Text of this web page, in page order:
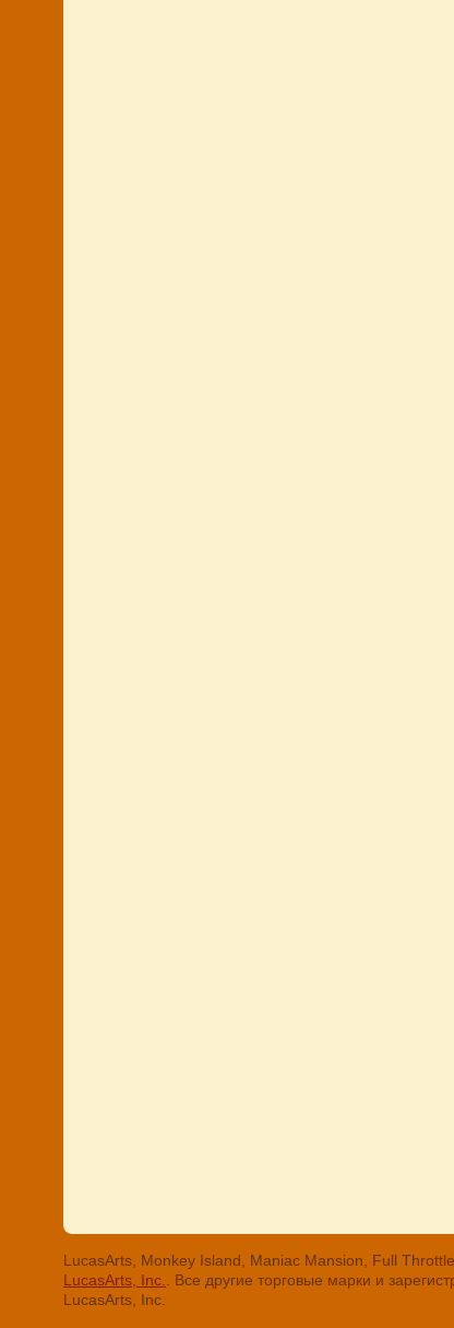
LucasArts, Monkey Island, Maniac Mansion, Full
LucasArts, Inc.
. Все другие торговые марки и
LucasArts, Inc.